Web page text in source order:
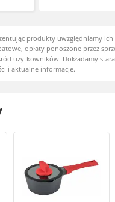
produkty uwzględniamy
opłaty ponoszone przez
użytkowników. Dokładamy
i aktualne informacje.